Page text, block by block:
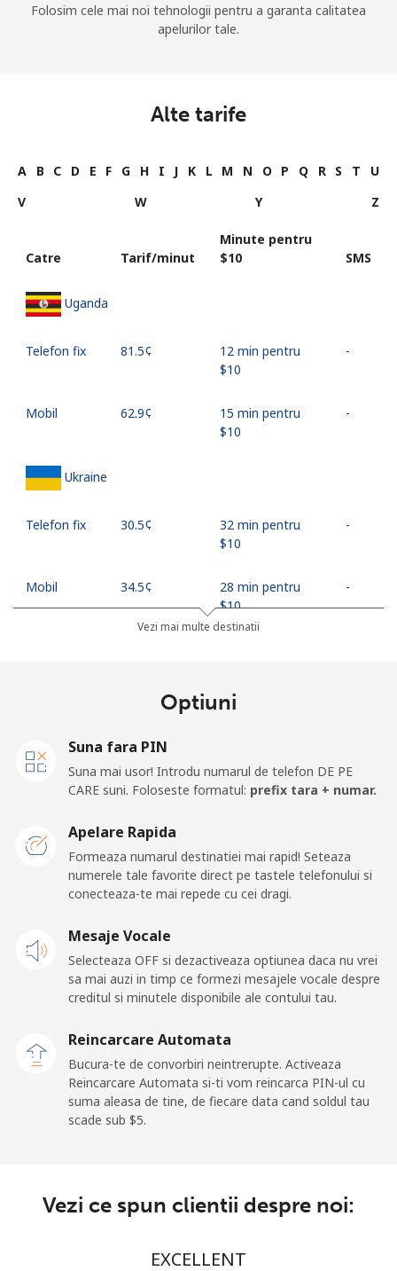
Folosim cele mai noi tehnologii pentru a garanta calitatea
apelurilor tale.
Alte tarife
A B C D E F G H I J K L M N O P Q R S T
U
V
W Y Z
Catre Tarif/minut
Minute pentru
⁦$10⁩
SMS
Uganda
Telefon fix ⁦81.5¢⁩
12 min pentru
⁦$10⁩
-
Mobil ⁦62.9¢⁩
15 min pentru
⁦$10⁩
-
Ukraine
Telefon fix ⁦30.5¢⁩
32 min pentru
⁦$10⁩
-
Mobil ⁦34.5¢⁩
28 min pentru
⁦$10⁩
-
31 min pentru
Mobil
⁦$10⁩
United Kingdom
Telefon fix ⁦1.6¢⁩
625 min pentru
⁦$10⁩
-
⁦3.5¢⁩
Premium ⁦57.9¢⁩
17 min pentru
United States
All country ⁦1.5¢⁩
665 min pentru
⁦12.9¢⁩
77 min pentru
Vezi mai multe destinatii
Optiuni
Suna fara PIN
Suna mai usor! Introdu numarul de telefon DE PE
CARE suni. Foloseste formatul: prefix tara + numar.
Apelare Rapida
Formeaza numarul destinatiei mai rapid! Seteaza
numerele tale favorite direct pe tastele telefonului si
conecteaza-te mai repede cu cei dragi.
Mesaje Vocale
Selecteaza OFF si dezactiveaza optiunea daca nu vrei
sa mai auzi in timp ce formezi mesajele vocale despre
creditul si minutele disponibile ale contului tau.
Reincarcare Automata
Bucura-te de convorbiri neintrerupte. Activeaza
Reincarcare Automata si-ti vom reincarca PIN-ul cu
suma aleasa de tine, de fiecare data cand soldul tau
scade sub ⁦$5⁩.
Vezi ce spun clientii despre noi:
EXCELLENT